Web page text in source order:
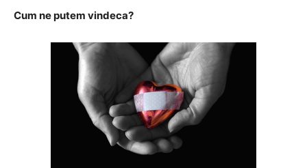
Cum ne putem vindeca?